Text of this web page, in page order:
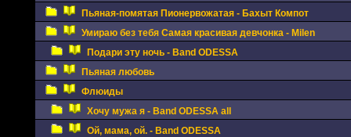
Пьяная-помятая Пионервожатая - Бахыт Компот
Умираю без тебя Самая красивая девчонка - Milen
Подари эту ночь - Band ODESSA
Пьяная любовь
Флюиды
Хочу мужа я - Band ODESSA all
Ой, мама, ой. - Band ODESSA